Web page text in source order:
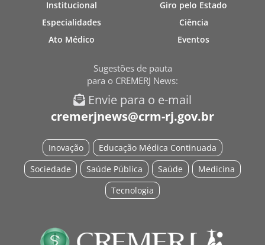
Institucional
Especialidades
Ato Médico
Giro pelo Estado
Ciência
Eventos
Sugestões de pauta
para o CREMERJ News:
Envie para o e-mail
cremerjnews@crm-rj.gov.br
Educação Médica Continuada
Inovação
Medicina
Saúde
Saúde Pública
Sociedade
Tecnologia